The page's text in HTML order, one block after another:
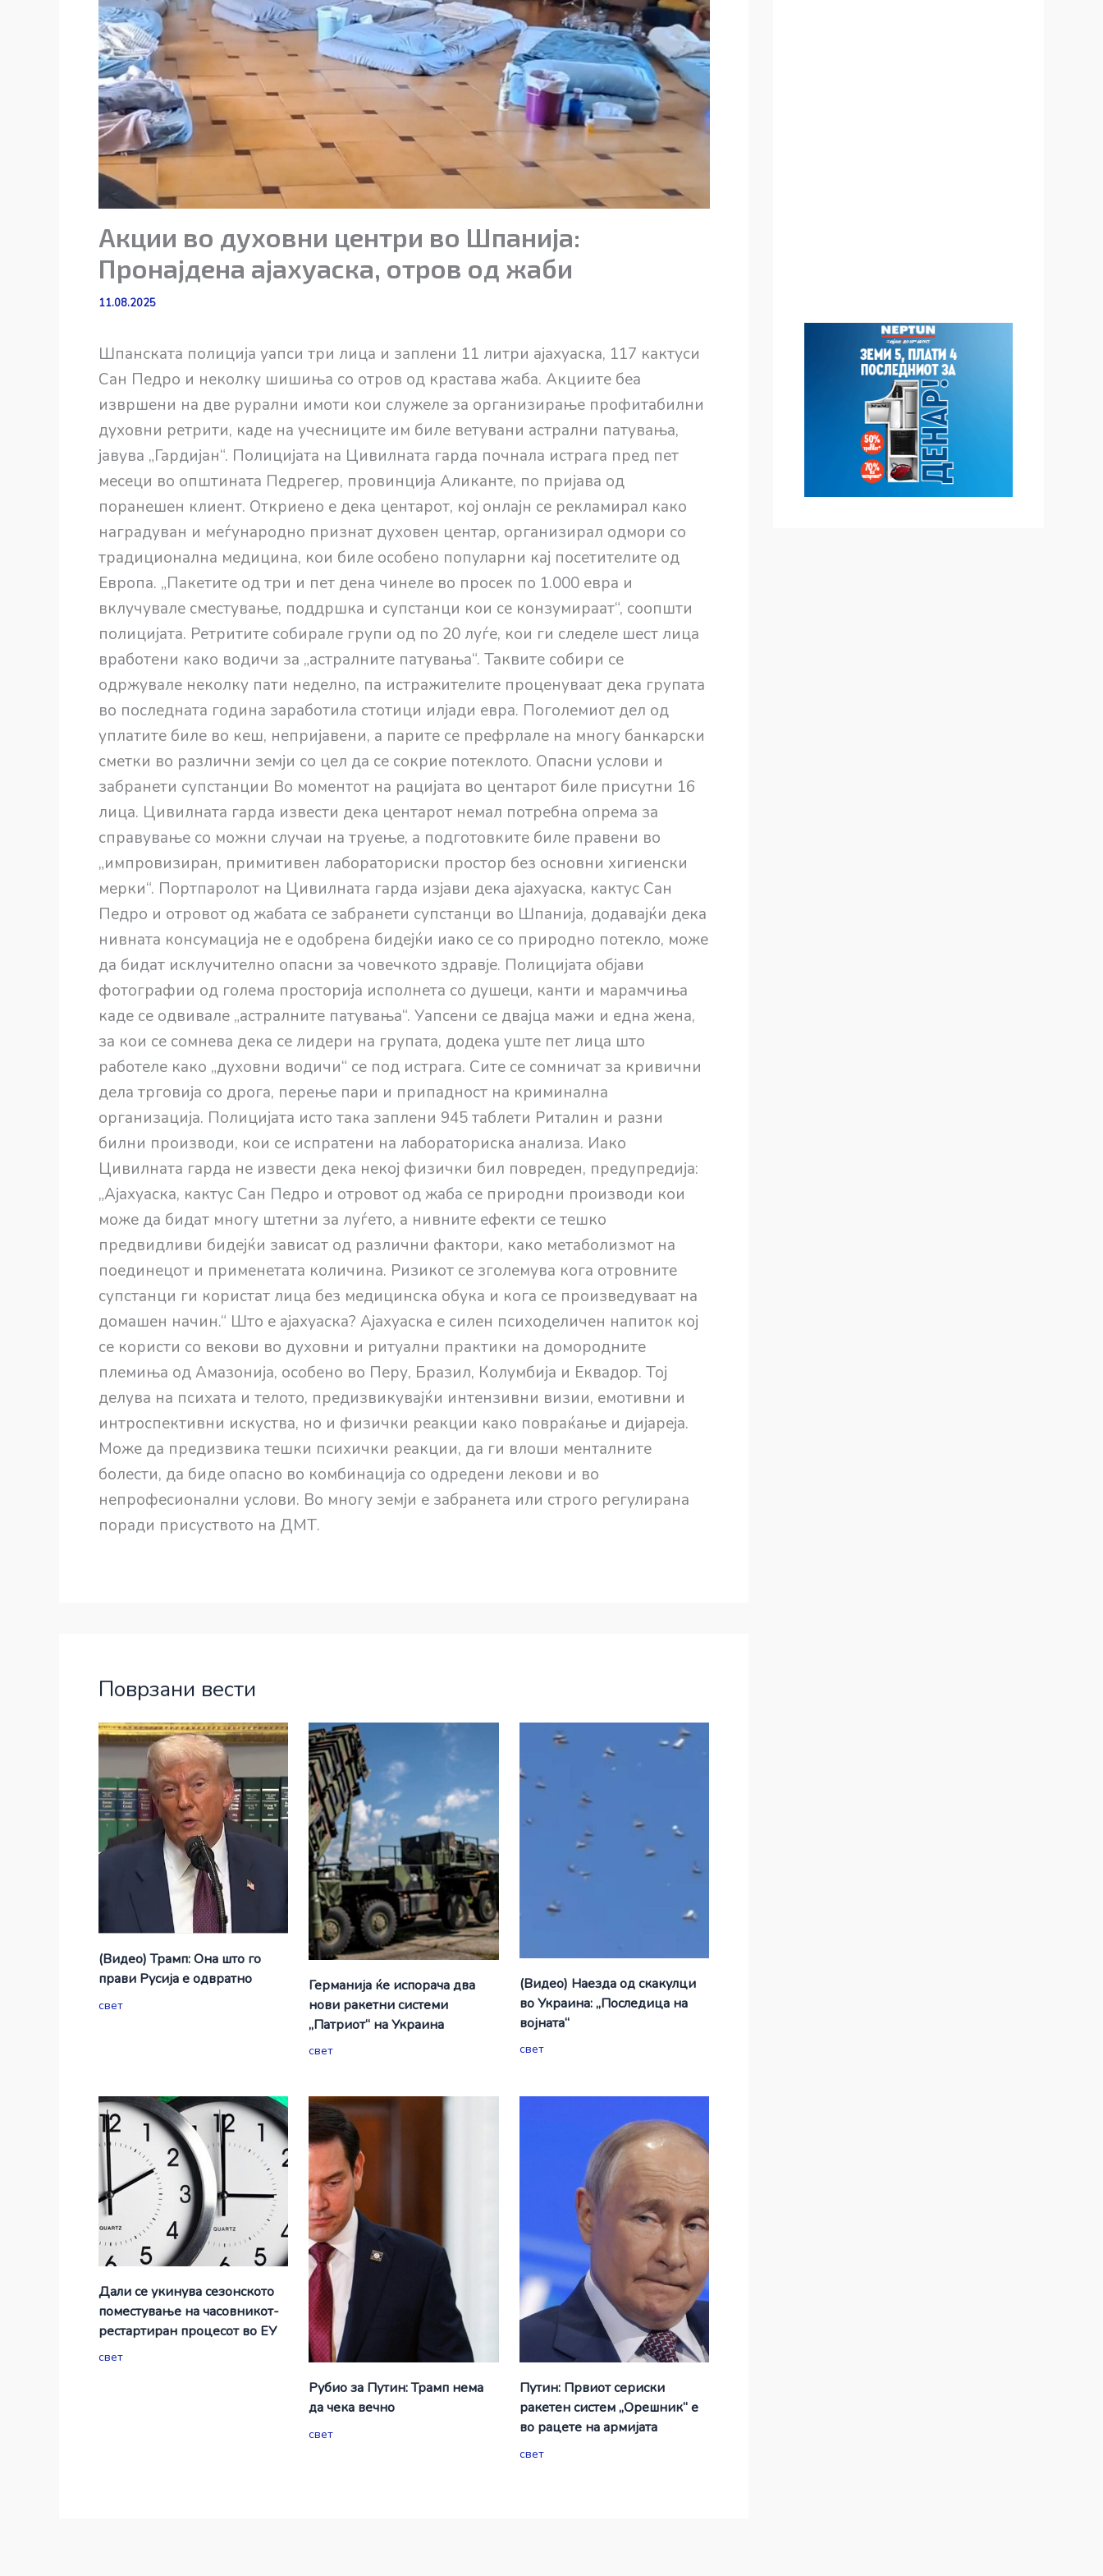
Акции во духовни центри во Шпанија:
Пронајдена ајахуаска, отров од жаби
11.08.2025
Шпанската полиција уапси три лица и заплени 11 литри ајахуаска, 117 кактуси
Сан Педро и неколку шишиња со отров од крастава жаба. Акциите беа
извршени на две рурални имоти кои служеле за организирање профитабилни
духовни ретрити, каде на учесниците им биле ветувани астрални патувања,
јавува „Гардијан“. Полицијата на Цивилната гарда почнала истрага пред пет
месеци во општината Педрегер, провинција Аликанте, по пријава од
поранешен клиент. Откриено е дека центарот, кој онлајн се рекламирал како
наградуван и меѓународно признат духовен центар, организирал одмори со
традиционална медицина, кои биле особено популарни кај посетителите од
Европа. „Пакетите од три и пет дена чинеле во просек по 1.000 евра и
вклучувале сместување, поддршка и супстанци кои се конзумираат“, соопшти
полицијата. Ретритите собирале групи од по 20 луѓе, кои ги следеле шест лица
вработени како водичи за „астралните патувања“. Таквите собири се
одржувале неколку пати неделно, па истражителите проценуваат дека групата
во последната година заработила стотици илјади евра. Поголемиот дел од
уплатите биле во кеш, непријавени, а парите се префрлале на многу банкарски
сметки во различни земји со цел да се сокрие потеклото. Опасни услови и
забранети супстанции Во моментот на рацијата во центарот биле присутни 16
лица. Цивилната гарда извести дека центарот немал потребна опрема за
справување со можни случаи на труење, а подготовките биле правени во
„импровизиран, примитивен лабораториски простор без основни хигиенски
мерки“. Портпаролот на Цивилната гарда изјави дека ајахуаска, кактус Сан
Педро и отровот од жабата се забранети супстанци во Шпанија, додавајќи дека
нивната консумација не е одобрена бидејќи иако се со природно потекло, може
да бидат исклучително опасни за човечкото здравје. Полицијата објави
фотографии од голема просторија исполнета со душеци, канти и марамчиња
каде се одвивале „астралните патувања“. Уапсени се двајца мажи и една жена,
за кои се сомнева дека се лидери на групата, додека уште пет лица што
работеле како „духовни водичи“ се под истрага. Сите се сомничат за кривични
дела трговија со дрога, перење пари и припадност на криминална
организација. Полицијата исто така заплени 945 таблети Риталин и разни
билни производи, кои се испратени на лабораториска анализа. Иако
Цивилната гарда не извести дека некој физички бил повреден, предупредија:
„Ајахуаска, кактус Сан Педро и отровот од жаба се природни производи кои
може да бидат многу штетни за луѓето, а нивните ефекти се тешко
предвидливи бидејќи зависат од различни фактори, како метаболизмот на
поединецот и применетата количина. Ризикот се зголемува кога отровните
супстанци ги користат лица без медицинска обука и кога се произведуваат на
домашен начин.“ Што е ајахуаска? Ајахуаска е силен психоделичен напиток кој
се користи со векови во духовни и ритуални практики на домородните
племиња од Амазонија, особено во Перу, Бразил, Колумбија и Еквадор. Тој
делува на психата и телото, предизвикувајќи интензивни визии, емотивни и
интроспективни искуства, но и физички реакции како повраќање и дијареја.
Може да предизвика тешки психички реакции, да ги влоши менталните
болести, да биде опасно во комбинација со одредени лекови и во
непрофесионални услови. Во многу земји е забранета или строго регулирана
поради присуството на ДМТ.
Поврзани вести
(Видео) Трамп: Она што го
прави Русија е одвратно
свет
Германија ќе испорача два
нови ракетни системи
„Патриот“ на Украина
свет
(Видео) Наезда од скакулци
во Украина: „Последица на
војната“
свет
Дали се укинува сезонското
поместување на часовникот-
рестартиран процесот во ЕУ
свет
Рубио за Путин: Трамп нема
да чека вечно
свет
Путин: Првиот сериски
ракетен систем „Орешник“ е
во рацете на армијата
свет